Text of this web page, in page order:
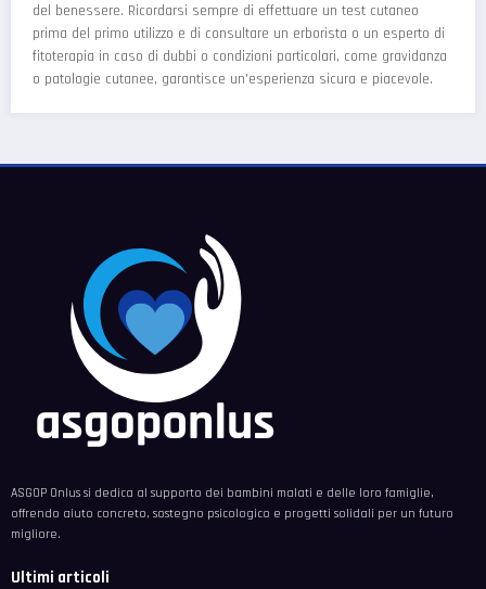
del benessere. Ricordarsi sempre di effettuare un test cutaneo
prima del primo utilizzo e di consultare un erborista o un esperto di
fitoterapia in caso di dubbi o condizioni particolari, come gravidanza
o patologie cutanee, garantisce un'esperienza sicura e piacevole.
ASGOP Onlus si dedica al supporto dei bambini malati e delle loro famiglie,
offrendo aiuto concreto, sostegno psicologico e progetti solidali per un futuro
migliore.
Ultimi articoli